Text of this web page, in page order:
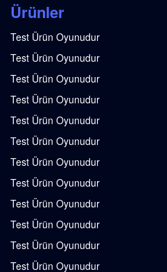
Ürünler
Test Ürün Oyunudur
Test Ürün Oyunudur
Test Ürün Oyunudur
Test Ürün Oyunudur
Test Ürün Oyunudur
Test Ürün Oyunudur
Test Ürün Oyunudur
Test Ürün Oyunudur
Test Ürün Oyunudur
Test Ürün Oyunudur
Test Ürün Oyunudur
Test Ürün Oyunudur